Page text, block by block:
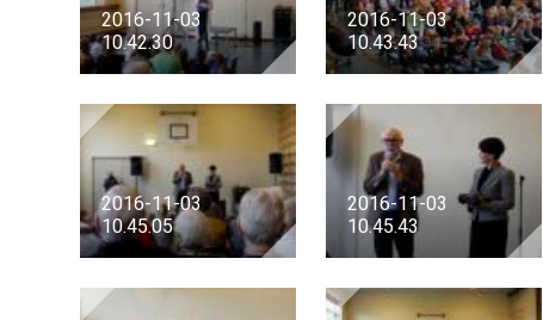
2016-11-03
10.42.30
2016-11-03
10.43.43
2016-11-03
10.45.05
2016-11-03
10.45.43